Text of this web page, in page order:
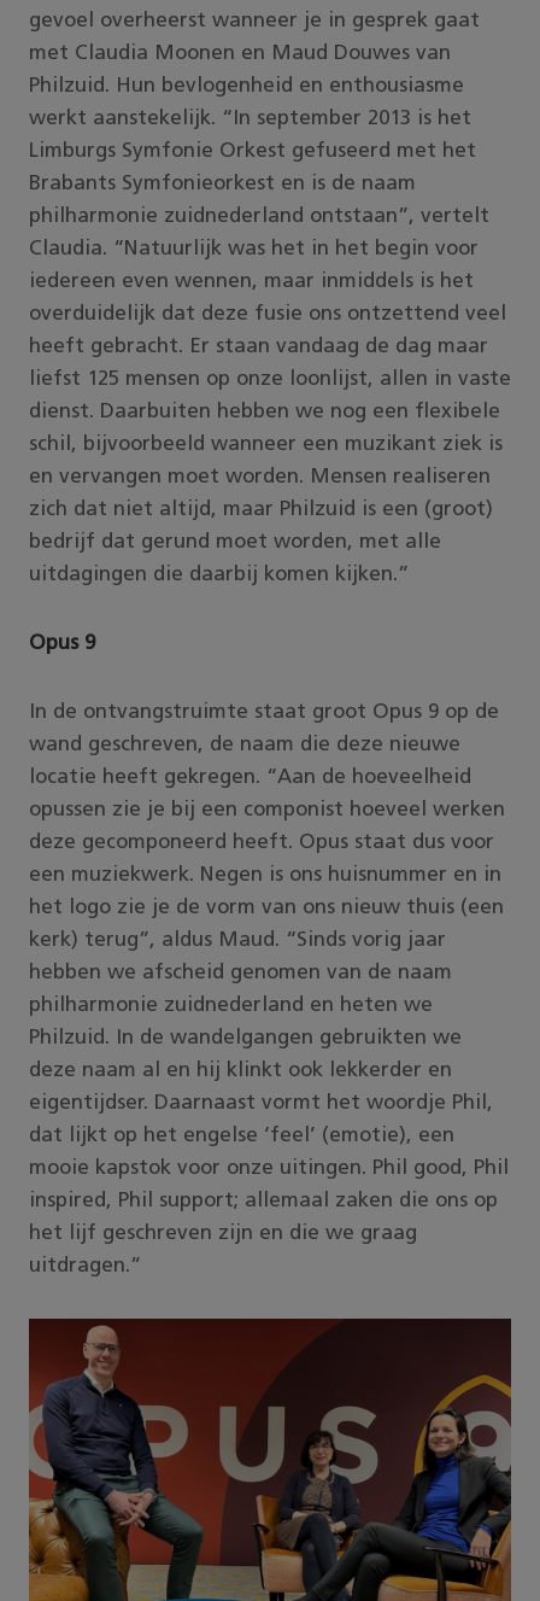
gevoel overheerst wanneer je in gesprek gaat
met Claudia Moonen en Maud Douwes van
Philzuid. Hun bevlogenheid en enthousiasme
werkt aanstekelijk. “In september 2013 is het
Limburgs Symfonie Orkest gefuseerd met het
Brabants Symfonieorkest en is de naam
philharmonie zuidnederland ontstaan”, vertelt
Claudia. “Natuurlijk was het in het begin voor
iedereen even wennen, maar inmiddels is het
overduidelijk dat deze fusie ons ontzettend veel
heeft gebracht. Er staan vandaag de dag maar
liefst 125 mensen op onze loonlijst, allen in vaste
dienst. Daarbuiten hebben we nog een flexibele
schil, bijvoorbeeld wanneer een muzikant ziek is
en vervangen moet worden. Mensen realiseren
zich dat niet altijd, maar Philzuid is een (groot)
bedrijf dat gerund moet worden, met alle
uitdagingen die daarbij komen kijken.”
Opus 9
In de ontvangstruimte staat groot Opus 9 op de
wand geschreven, de naam die deze nieuwe
locatie heeft gekregen. “Aan de hoeveelheid
opussen zie je bij een componist hoeveel werken
deze gecomponeerd heeft. Opus staat dus voor
een muziekwerk. Negen is ons huisnummer en in
het logo zie je de vorm van ons nieuw thuis (een
kerk) terug”, aldus Maud. “Sinds vorig jaar
hebben we afscheid genomen van de naam
philharmonie zuidnederland en heten we
Philzuid. In de wandelgangen gebruikten we
deze naam al en hij klinkt ook lekkerder en
eigentijdser. Daarnaast vormt het woordje Phil,
dat lijkt op het engelse ‘feel’ (emotie), een
mooie kapstok voor onze uitingen. Phil good, Phil
inspired, Phil support; allemaal zaken die ons op
het lijf geschreven zijn en die we graag
uitdragen.”